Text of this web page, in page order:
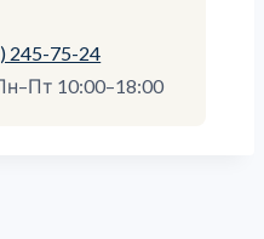
245-75-24
10:00–18:00